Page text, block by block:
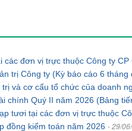
đơn vị trực thuộc Công ty CP
trị Công ty (Kỳ báo cáo 6
và cơ cấu tổ chức của doanh
chính Quý II năm 2026 (Bảng
tươi tại các đơn vị trực thuộc
đồng kiểm toán năm 2026 - 29/